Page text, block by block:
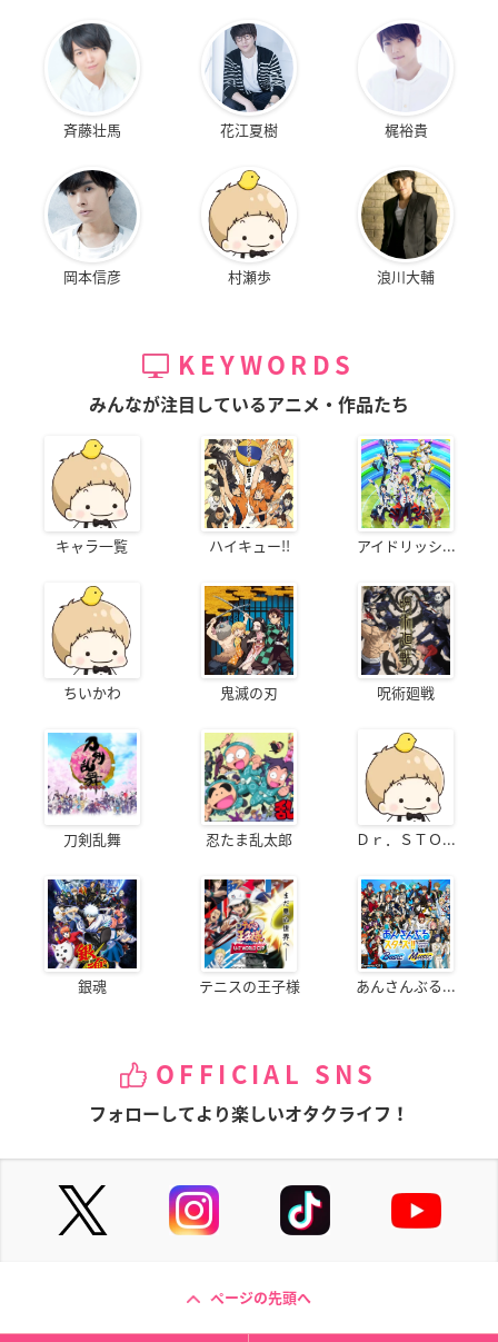
斉藤壮馬 花江夏樹 梶裕貴
岡本信彦 村瀬歩 浪川大輔
KEYWORDS
みんなが注目しているアニメ・作品たち
キャラ一覧 ハイキュー!! アイドリッシ...
ちいかわ 鬼滅の刃 呪術廻戦
刀剣乱舞 忍たま乱太郎 Ｄｒ．ＳＴＯ...
銀魂 テニスの王子様 あんさんぶる...
OFFICIAL SNS
フォローしてより楽しいオタクライフ！
ページの先頭へ